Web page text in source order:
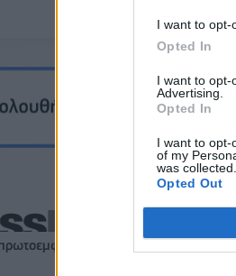
I want to opt-
Opted In
I want to opt-
Advertising.
Opted In
I want to opt-
of my
was collected.
Opted Out